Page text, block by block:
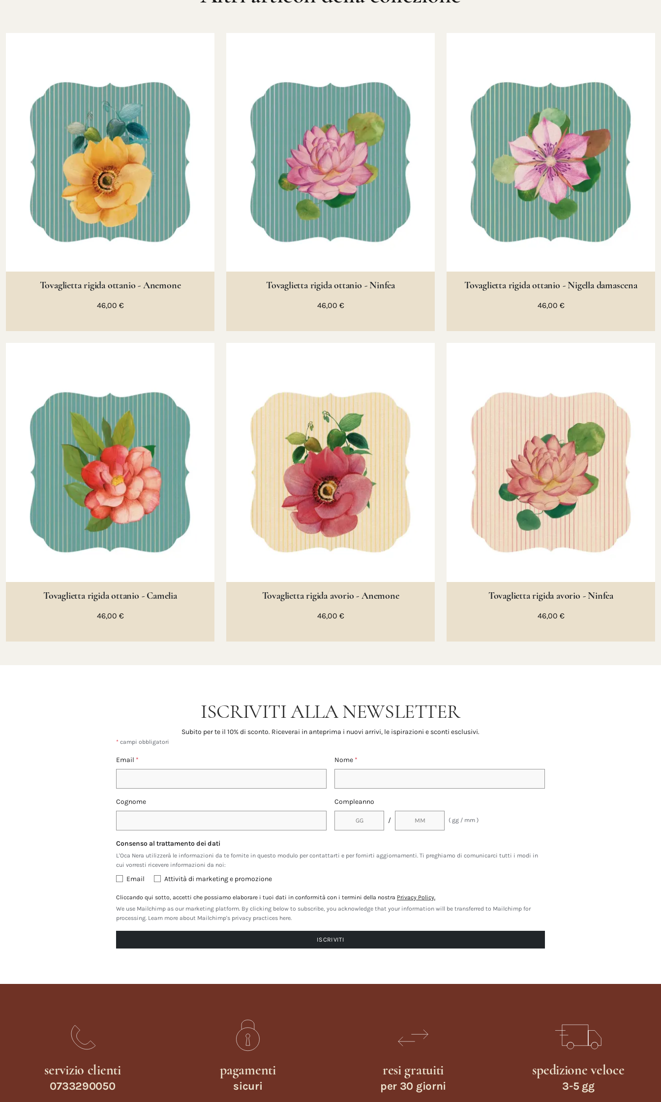
Tovaglietta rigida ottanio - Anemone
46,00 €
Tovaglietta rigida ottanio - Ninfea
46,00 €
Tovaglietta rigida ottanio - Nigella damascena
46,00 €
Tovaglietta rigida ottanio - Camelia
46,00 €
Tovaglietta rigida avorio - Anemone
46,00 €
Tovaglietta rigida avorio - Ninfea
46,00 €
ISCRIVITI ALLA NEWSLETTER
Subito per te il 10% di sconto. Riceverai in anteprima i nuovi arrivi, le ispirazioni e sconti esclusivi.
* campi obbligatori
Email * Nome *
Cognome Compleanno
/ ( gg / mm )
Consenso al trattamento dei dati
L'Oca Nera utilizzerà le informazioni da te fornite in questo modulo per contattarti e per fornirti aggiornamenti. Ti preghiamo di comunicarci tutti i modi in
cui vorresti ricevere informazioni da noi:
Email Attività di marketing e promozione
Cliccando qui sotto, accetti che possiamo elaborare i tuoi dati in conformità con i termini della nostra Privacy Policy.
We use Mailchimp as our marketing platform. By clicking below to subscribe, you acknowledge that your information will be transferred to Mailchimp for
processing. Learn more about Mailchimp's privacy practices here.
servizio clienti
0733290050
pagamenti
sicuri
resi gratuiti
per 30 giorni
spedizione veloce
3-5 gg